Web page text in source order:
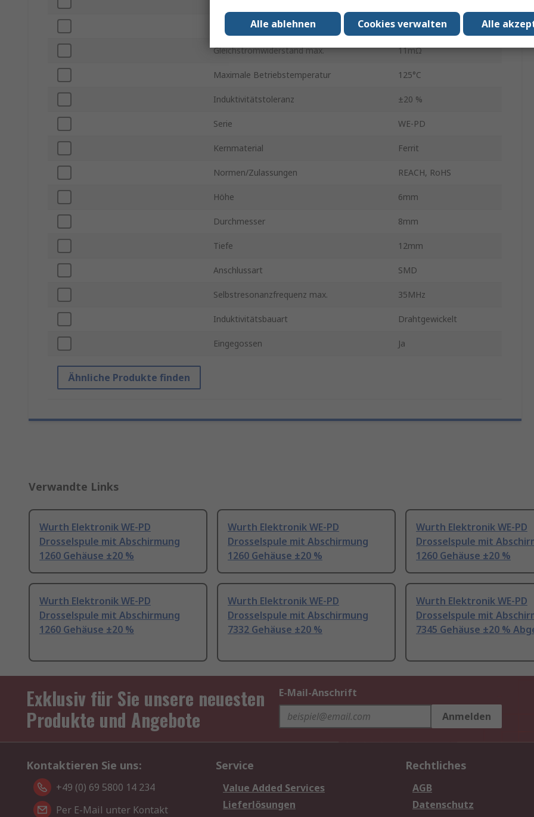
Betriebstemperatur min. -40°C
Gleichstromwiderstand max. 11mΩ
Maximale Betriebstemperatur 125°C
Induktivitätstoleranz ±20 %
Serie WE-PD
Kernmaterial Ferrit
Normen/Zulassungen REACH, RoHS
Höhe 6mm
Durchmesser 8mm
Tiefe 12mm
Anschlussart SMD
Selbstresonanzfrequenz max. 35MHz
Induktivitätsbauart Drahtgewickelt
Eingegossen Ja
Ähnliche Produkte finden
Verwandte Links
Wurth Elektronik WE-PD
Drosselspule mit Abschirmung
1260 Gehäuse ±20 %
Wurth Elektronik WE-PD
Drosselspule mit Abschirmung
1260 Gehäuse ±20 %
Wurth Elektronik WE-PD
Drosselspule mit
1260 Gehäuse ±20 %
Wurth Elektronik WE-PD
Drosselspule mit Abschirmung
1260 Gehäuse ±20 %
Wurth Elektronik WE-PD
Drosselspule mit Abschirmung
7332 Gehäuse ±20 %
Wurth Elektronik WE-PD
Drosselspule mit
7345 Gehäuse ±20 %
Exklusiv für Sie unsere neuesten
Produkte und Angebote
E-Mail-Anschrift
Anmelden
Kontaktieren Sie uns:
+49 (0) 69 5800 14 234
Per E-Mail unter Kontakt
Service
Value Added Services
Lieferlösungen
Rechtliches
AGB
Datenschutz
Alle
Cookies verwalten
Alle ablehnen